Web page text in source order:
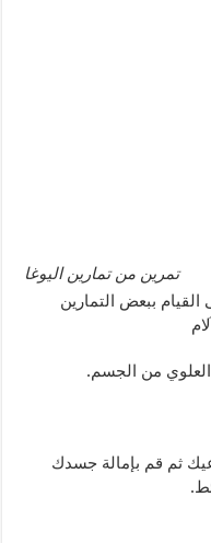
تمرين من تمارين اليوغا
القيام ببعض التمارين
من الجسم.
ثم قم بإمالة جسدك